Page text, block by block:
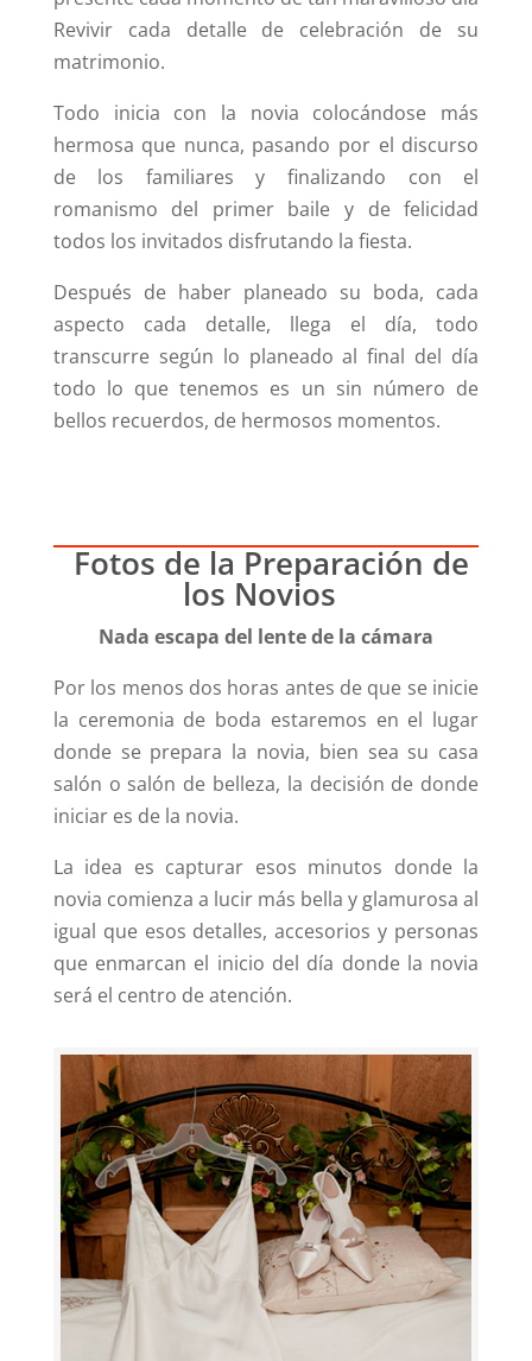
Revivir cada detalle de celebración de su
matrimonio.
Todo inicia con la novia colocándose más
hermosa que nunca, pasando por el discurso
de los familiares y finalizando con el
romanismo del primer baile y de felicidad
todos los invitados disfrutando la fiesta.
Después de haber planeado su boda, cada
aspecto cada detalle, llega el día, todo
transcurre según lo planeado al final del día
todo lo que tenemos es un sin número de
bellos recuerdos, de hermosos momentos.
Fotos de la Preparación de
los Novios
Nada escapa del lente de la cámara
Por los menos dos horas antes de que se inicie
la ceremonia de boda estaremos en el lugar
donde se prepara la novia, bien sea su casa
salón o salón de belleza, la decisión de donde
iniciar es de la novia.
La idea es capturar esos minutos donde la
novia comienza a lucir más bella y glamurosa al
igual que esos detalles, accesorios y personas
que enmarcan el inicio del día donde la novia
será el centro de atención.